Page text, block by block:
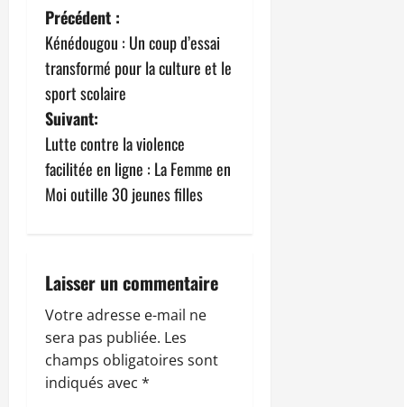
N
a
v
i
g
a
i
o
n
Précédent :
Kénédougou : Un coup d’essai
transformé pour la culture et le
sport scolaire
Suivant:
Lutte contre la violence
facilitée en ligne : La Femme en
Moi outille 30 jeunes filles
Laisser un commentaire
Votre adresse e-mail ne
sera pas publiée. Les
champs obligatoires sont
indiqués avec *